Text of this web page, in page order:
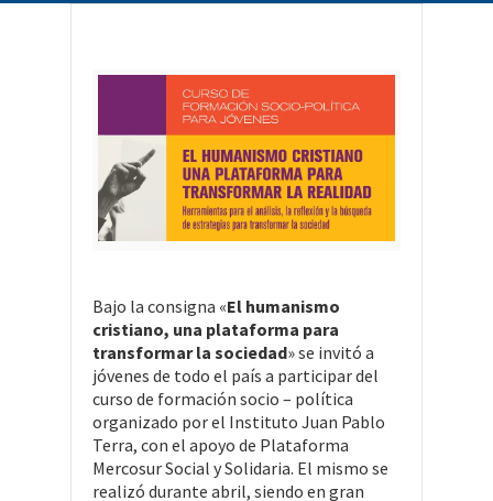
Bajo la consigna «El humanismo
cristiano, una plataforma para
transformar la sociedad» se invitó a
jóvenes de todo el país a participar del
curso de formación socio – política
organizado por el Instituto Juan Pablo
Terra, con el apoyo de Plataforma
Mercosur Social y Solidaria. El mismo se
realizó durante abril, siendo en gran